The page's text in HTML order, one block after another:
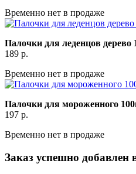
Временно нет в продаже
Палочки для леденцов дерево
189 р.
Временно нет в продаже
Палочки для мороженного
197 р.
Временно нет в продаже
Заказ успешно добавлен